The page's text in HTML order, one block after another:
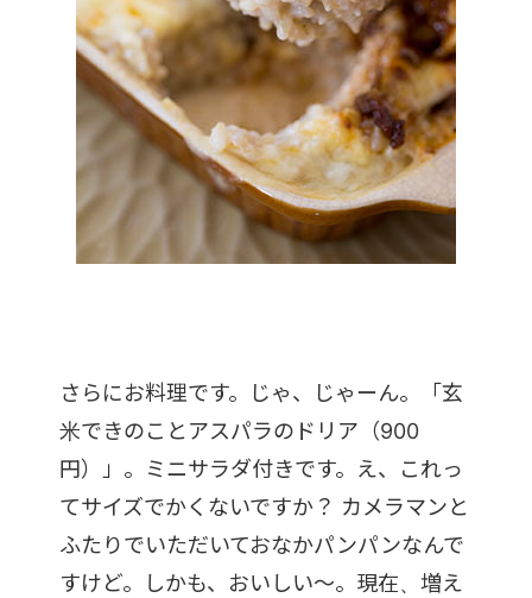
さらにお料理です。じゃ、じゃーん。「玄
米できのことアスパラのドリア（900
円）」。ミニサラダ付きです。え、これっ
てサイズでかくないですか？ カメラマンと
ふたりでいただいておなかパンパンなんで
すけど。しかも、おいしい～。現在、増え